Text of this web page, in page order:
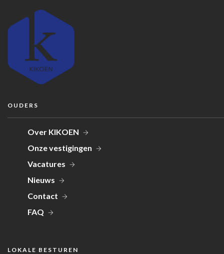
OUDERS
Over KIKOEN
Onze vestigingen
Vacatures
Nieuws
Contact
FAQ
LOKALE BESTUREN